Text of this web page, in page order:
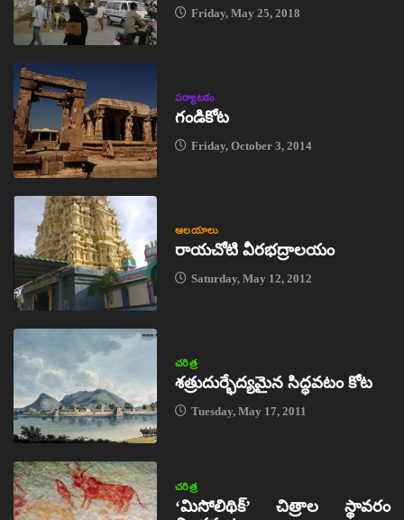
Friday, May 25, 2018
పర్యాటకం
గండికోట
Friday, October 3, 2014
ఆలయాలు
రాయచోటి వీరభద్రాలయం
Saturday, May 12, 2012
చరిత్ర
శత్రుదుర్భేద్యమైన సిద్ధవటం కోట
Tuesday, May 17, 2011
చరిత్ర
‘మిసోలిథిక్‌’ చిత్రాల స్థావరం